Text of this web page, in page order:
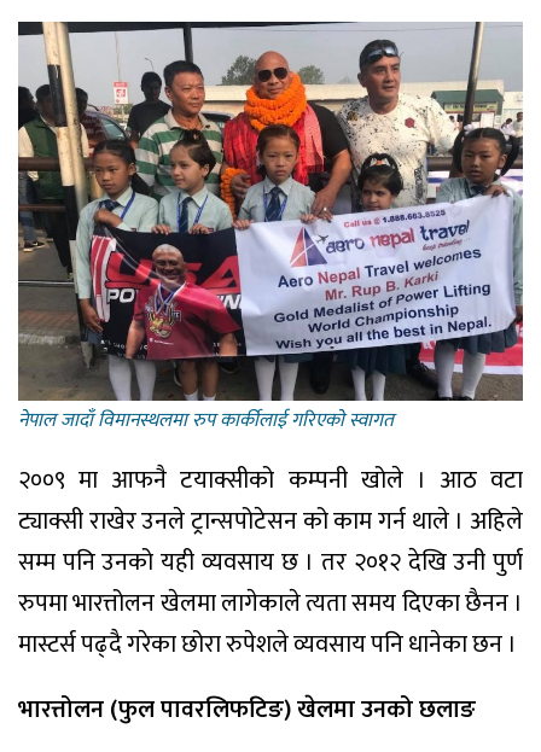
नेपाल जादाँ विमानस्थलमा रुप कार्कीलाई गरिएकाे स्वागत
२००९ मा आफनै टयाक्सीको कम्पनी खोले । आठ वटा
ट्याक्सी राखेर उनले ट्रान्सपोटेसन को काम गर्न थाले । अहिले
सम्म पनि उनको यही व्यवसाय छ । तर २०१२ देखि उनी पुर्ण
रुपमा भारत्तोलन खेलमा लागेकाले त्यता समय दिएका छैनन ।
मास्टर्स पढ्दै गरेका छोरा रुपेशले व्यवसाय पनि धानेका छन ।
भारत्तोलन (फुल पावरलिफटिङ) खेलमा उनको छलाङ